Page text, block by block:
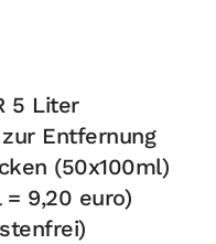
5 Liter
Entfernung
(50x100ml)
= 9,20 euro)